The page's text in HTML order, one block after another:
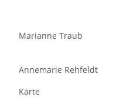
Marianne Traub
Annemarie Rehfeldt
Karte